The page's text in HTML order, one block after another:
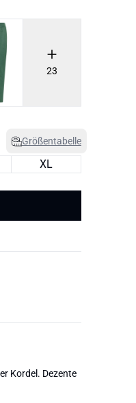
23
Größentabelle
XL
Kordel. Dezente